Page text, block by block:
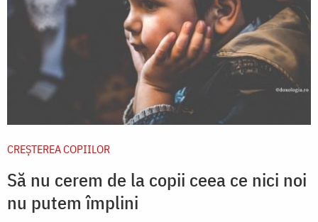
CREŞTEREA COPIILOR
Să nu cerem de la copii ceea ce nici noi
nu putem împlini